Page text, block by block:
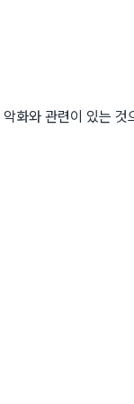
화와 관련이 있는 것